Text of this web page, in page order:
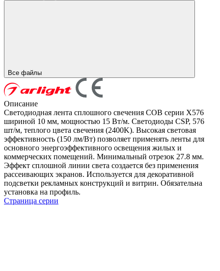
Все файлы
Описание
Светодиодная лента сплошного свечения COB серии X576
шириной 10 мм, мощностью 15 Вт/м. Светодиоды CSP, 576
шт/м, теплого цвета свечения (2400K). Высокая световая
эффективность (150 лм/Вт) позволяет применять ленты для
основного энергоэффективного освещения жилых и
коммерческих помещений. Минимальный отрезок 27.8 мм.
Эффект сплошной линии света создается без применения
рассеивающих экранов. Используется для декоративной
подсветки рекламных конструкций и витрин. Обязательна
установка на профиль.
Страница серии